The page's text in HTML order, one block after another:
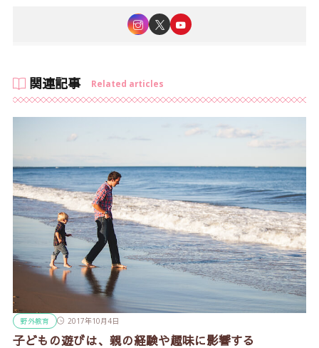
関連記事 Related articles
野外教育 2017年10月4日
子どもの遊びは、親の経験や趣味に影響する